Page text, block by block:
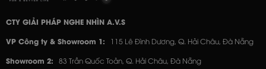
CTY GIẢI PHÁP NGHE NHÌN A.V.S
VP Công ty & Showroom 1: 115 Lê Đình Dương, Q. Hải Châu, Đà Nẵng
Showroom 2: 83 Trần Quốc Toản, Q. Hải Châu, Đà Nẵng